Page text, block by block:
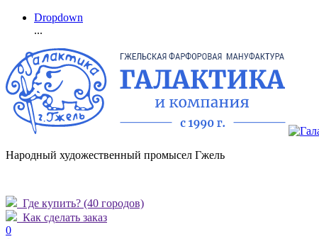
Dropdown
...
Народный художественный промысел Гжель
Где купить? (40 городов)
Как сделать заказ
0